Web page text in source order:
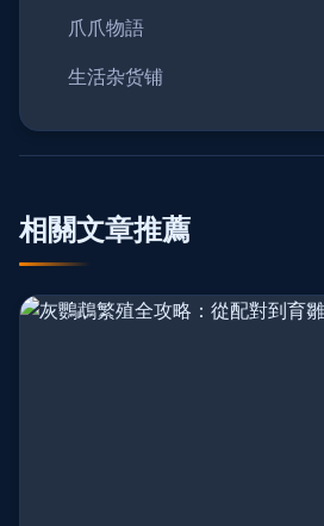
爪爪物語
生活杂货铺
相關文章推薦